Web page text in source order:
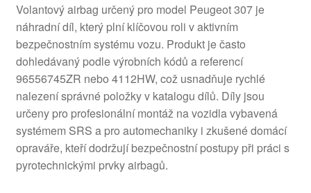
Volantový airbag určený pro model Peugeot 307 je
náhradní díl, který plní klíčovou roli v aktivním
bezpečnostním systému vozu. Produkt je často
dohledávaný podle výrobních kódů a referencí
96556745ZR nebo 4112HW, což usnadňuje rychlé
nalezení správné položky v katalogu dílů. Díly jsou
určeny pro profesionální montáž na vozidla vybavená
systémem SRS a pro automechaniky i zkušené domácí
opraváře, kteří dodržují bezpečnostní postupy při práci s
pyrotechnickými prvky airbagů.